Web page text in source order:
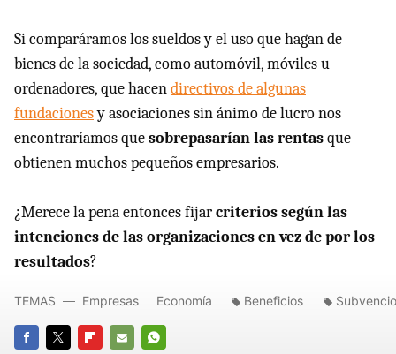
Si comparáramos los sueldos y el uso que hagan de
bienes de la sociedad, como automóvil, móviles u
ordenadores, que hacendirectivos de algunas
fundacionesy asociaciones sin ánimo de lucro nos
encontraríamos quesobrepasarían las rentasque
obtienen muchos pequeños empresarios.
¿Merece la pena entonces fijarcriterios según las
intenciones de las organizaciones en vez de por los
resultados?
TEMAS Empresas Economía Beneficios